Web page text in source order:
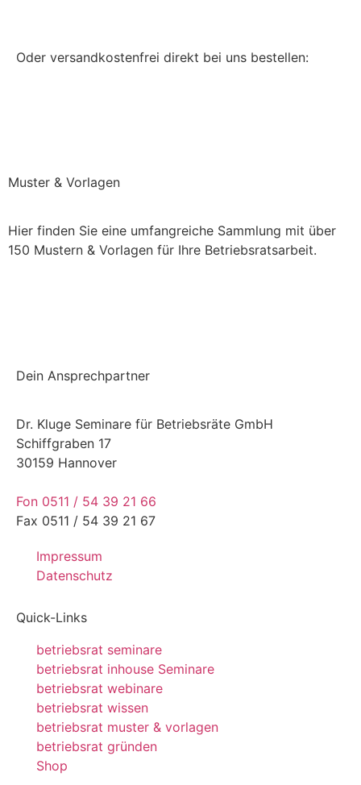
Oder versandkostenfrei direkt bei uns bestellen:
Muster & Vorlagen
Hier finden Sie eine umfangreiche Sammlung mit über
150 Mustern & Vorlagen für Ihre Betriebsratsarbeit.
Dein Ansprechpartner
Dr. Kluge Seminare für Betriebsräte GmbH
Schiffgraben 17
30159 Hannover
Fon 0511 / 54 39 21 66
Fax 0511 / 54 39 21 67
Impressum
Datenschutz
Quick-Links
betriebsrat seminare
betriebsrat inhouse Seminare
betriebsrat webinare
betriebsrat wissen
betriebsrat muster & vorlagen
betriebsrat gründen
Shop